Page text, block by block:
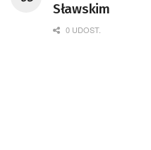
Sławskim
0 UDOST.